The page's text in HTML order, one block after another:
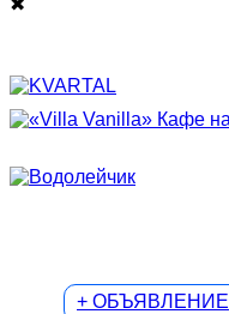
✖
+ ОБЪЯВЛЕНИЕ